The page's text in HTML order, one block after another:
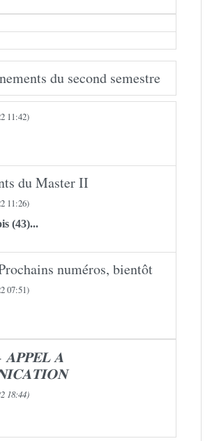
du second semestre
11:42)
du Master II
11:26)
(43)...
numéros, bientôt
07:51)
𝐀𝐏𝐏𝐄𝐋 𝐀
18:44)